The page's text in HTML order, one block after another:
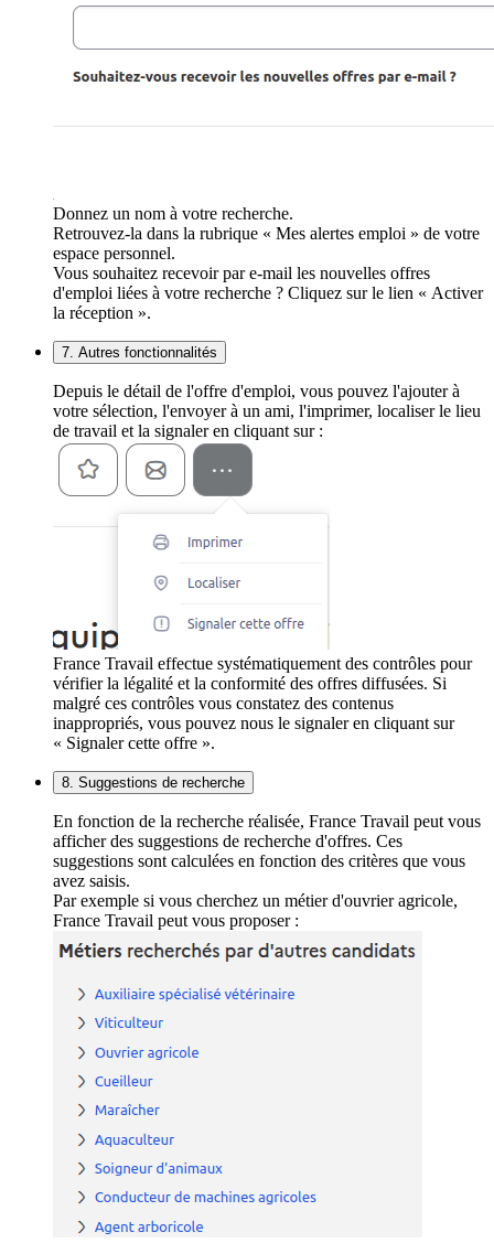
Donnez un nom à votre recherche.
Retrouvez-la dans la rubrique « Mes alertes emploi » de votre
espace personnel.
Vous souhaitez recevoir par e-mail les nouvelles offres
d'emploi liées à votre recherche ? Cliquez sur le lien « Activer
la réception ».
7. Autres fonctionnalités
Depuis le détail de l'offre d'emploi, vous pouvez l'ajouter à
votre sélection, l'envoyer à un ami, l'imprimer, localiser le lieu
de travail et la signaler en cliquant sur :
France Travail effectue systématiquement des contrôles pour
vérifier la légalité et la conformité des offres diffusées. Si
malgré ces contrôles vous constatez des contenus
inappropriés, vous pouvez nous le signaler en cliquant sur
« Signaler cette offre ».
8. Suggestions de recherche
En fonction de la recherche réalisée, France Travail peut vous
afficher des suggestions de recherche d'offres. Ces
suggestions sont calculées en fonction des critères que vous
avez saisis.
Par exemple si vous cherchez un métier d'ouvrier agricole,
France Travail peut vous proposer :